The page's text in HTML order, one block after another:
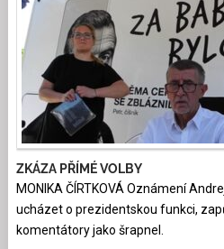
ZKÁZA PŘÍMÉ VOLBY
MONIKA ČÍRTKOVÁ Oznámení
ucházet o prezidentskou funkci,
komentátory jako šrapnel.